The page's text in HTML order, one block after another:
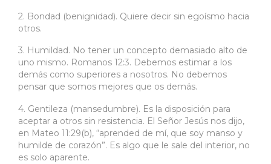
2. Bondad (benignidad). Quiere decir sin egoísmo hacia
otros.
3. Humildad. No tener un concepto demasiado alto de
uno mismo. Romanos 12:3. Debemos estimar a los
demás como superiores a nosotros. No debemos
pensar que somos mejores que os demás.
4. Gentileza (mansedumbre). Es la disposición para
aceptar a otros sin resistencia. El Señor Jesús nos dijo,
en Mateo 11:29(b), “aprended de mí, que soy manso y
humilde de corazón”. Es algo que le sale del interior, no
es solo aparente.